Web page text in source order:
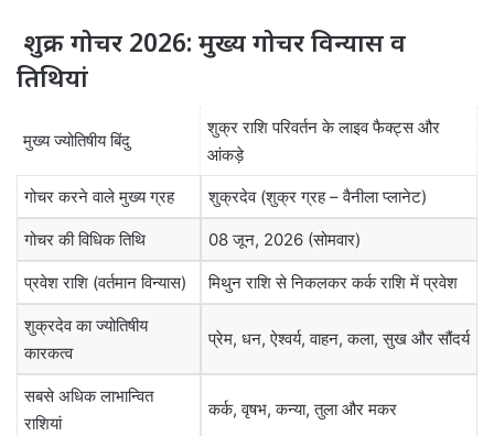
शुक्र गोचर 2026: मुख्य गोचर विन्यास व
तिथियां
मुख्य ज्योतिषीय बिंदु
शुक्र राशि परिवर्तन के लाइव फैक्ट्स और
आंकड़े
गोचर करने वाले मुख्य ग्रह
शुक्रदेव (शुक्र ग्रह – वैनीला प्लानेट)
गोचर की विधिक तिथि 08 जून, 2026 (सोमवार)
प्रवेश राशि (वर्तमान विन्यास) मिथुन राशि से निकलकर कर्क राशि में प्रवेश
शुक्रदेव का ज्योतिषीय
कारकत्व
प्रेम, धन, ऐश्वर्य, वाहन, कला, सुख और सौंदर्य
सबसे अधिक लाभान्वित
राशियां
कर्क, वृषभ, कन्या, तुला और मकर